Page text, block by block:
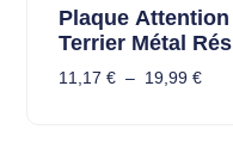
Plaque
Terrier Métal
11,17 € – 19,99 €